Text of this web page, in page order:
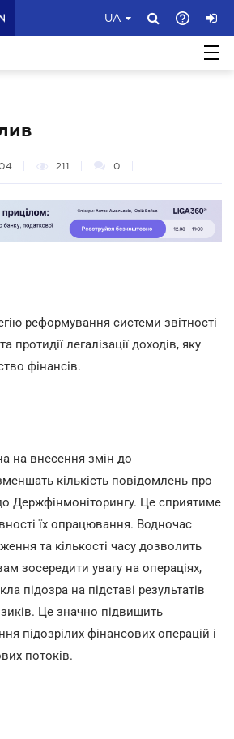
UA
211 0
реформування системи звітності
протидії легалізації доходів, яку
фінансів.
на внесення змін до
кількість повідомлень про
Держфінмоніторингу. Це сприятиме
їх опрацювання. Водночас
та кількості часу дозволить
зосередити увагу на операціях,
підозра на підставі результатів
Це значно підвищить
підозрілих фінансових операцій і
потоків.